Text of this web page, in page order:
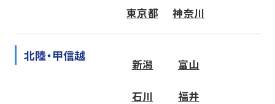
東京都 神奈川
北陸・甲信越
新潟 富山
石川 福井